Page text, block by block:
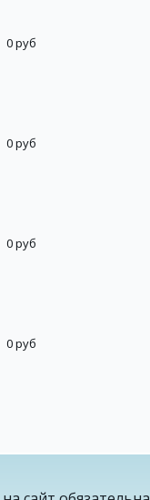
0 руб
0 руб
0 руб
0 руб